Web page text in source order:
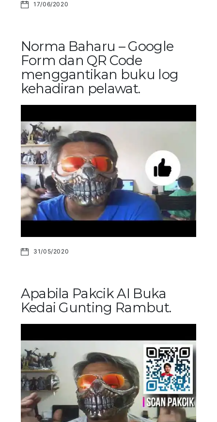
17/06/2020
Norma Baharu – Google
Form dan QR Code
menggantikan buku log
kehadiran pelawat.
31/05/2020
Apabila Pakcik AI Buka
Kedai Gunting Rambut.